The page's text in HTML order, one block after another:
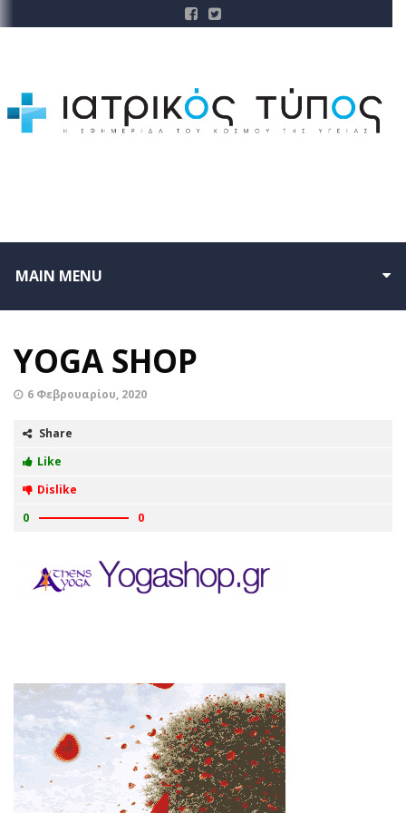
MAIN MENU
YOGA SHOP
6 Φεβρουαρίου, 2020
Share
Like
Dislike
0
0